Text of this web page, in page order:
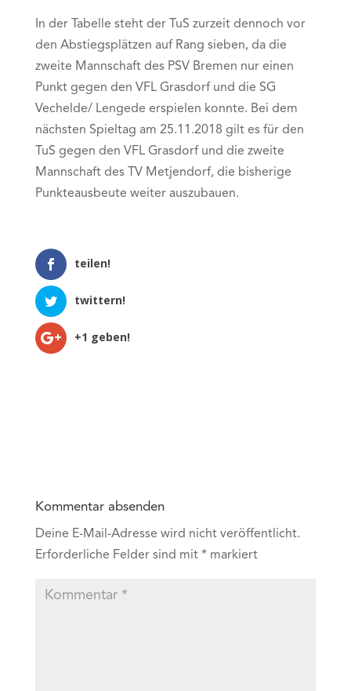
In der Tabelle steht der TuS zurzeit dennoch vor
den Abstiegsplätzen auf Rang sieben, da die
zweite Mannschaft des PSV Bremen nur einen
Punkt gegen den VFL Grasdorf und die SG
Vechelde/ Lengede erspielen konnte. Bei dem
nächsten Spieltag am 25.11.2018 gilt es für den
TuS gegen den VFL Grasdorf und die zweite
Mannschaft des TV Metjendorf, die bisherige
Punkteausbeute weiter auszubauen.
teilen!
twittern!
+1 geben!
Kommentar absenden
Deine E-Mail-Adresse wird nicht veröffentlicht.
Erforderliche Felder sind mit *markiert